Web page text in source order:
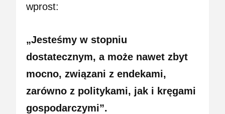
wprost:
„Jesteśmy w stopniu
dostatecznym, a może nawet zbyt
mocno, związani z endekami,
zarówno z politykami, jak i kręgami
gospodarczymi”.